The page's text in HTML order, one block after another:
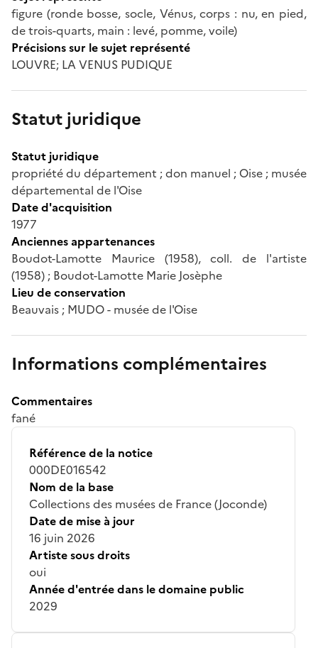
figure (ronde bosse, socle, Vénus, corps : nu, en pied,
de trois-quarts, main : levé, pomme, voile)
Précisions sur le sujet représenté
LOUVRE; LA VENUS PUDIQUE
Statut juridique
Statut juridique
propriété du département ; don manuel ; Oise ; musée
départemental de l'Oise
Date d'acquisition
1977
Anciennes appartenances
Boudot-Lamotte Maurice (1958), coll. de l'artiste
(1958) ; Boudot-Lamotte Marie Josèphe
Lieu de conservation
Beauvais ; MUDO - musée de l'Oise
Informations complémentaires
Commentaires
fané
Référence de la notice
000DE016542
Nom de la base
Collections des musées de France (Joconde)
Date de mise à jour
16 juin 2026
Artiste sous droits
oui
Année d'entrée dans le domaine public
2029